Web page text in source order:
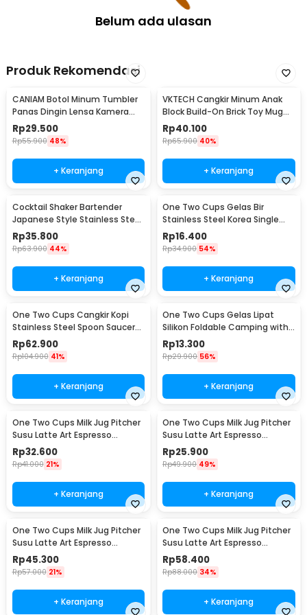
Belum ada ulasan
Produk Rekomendasi
CANIAM Botol Minum Tumbler
Panas Dingin Lensa Kamera
24-105mm 400ml
Rp29.500
Rp55.900 48%
+ Keranjang
VKTECH Cangkir Minum Anak
Block Build-On Brick Toy Mug
350ml - 936SN
Rp40.100
Rp65.900 40%
+ Keranjang
Cocktail Shaker Bartender
Japanese Style Stainless Steel
200ml
Rp35.800
Rp63.900 44%
+ Keranjang
One Two Cups Gelas Bir
Stainless Steel Korea Single
Wall Glass 180ml - J070
Rp16.400
Rp34.900 54%
+ Keranjang
One Two Cups Cangkir Kopi
Stainless Steel Spoon Saucer
Cup 120ml - 201
Rp62.900
Rp104.900 41%
+ Keranjang
One Two Cups Gelas Lipat
Silikon Foldable Camping with
Strap 200ml - F120
Rp13.300
Rp29.900 56%
+ Keranjang
One Two Cups Milk Jug Pitcher
Susu Latte Art Espresso
Stainless Steel 350ml - J068
Rp32.600
Rp41.000 21%
+ Keranjang
One Two Cups Milk Jug Pitcher
Susu Latte Art Espresso
Stainless Steel 150ml - J068
Rp25.900
Rp49.900 49%
+ Keranjang
One Two Cups Milk Jug Pitcher
Susu Latte Art Espresso
Stainless Steel 600ml - J068
Rp45.300
Rp57.000 21%
+ Keranjang
One Two Cups Milk Jug Pitcher
Susu Latte Art Espresso
Stainless Steel 900ml - J068
Rp58.400
Rp88.000 34%
+ Keranjang